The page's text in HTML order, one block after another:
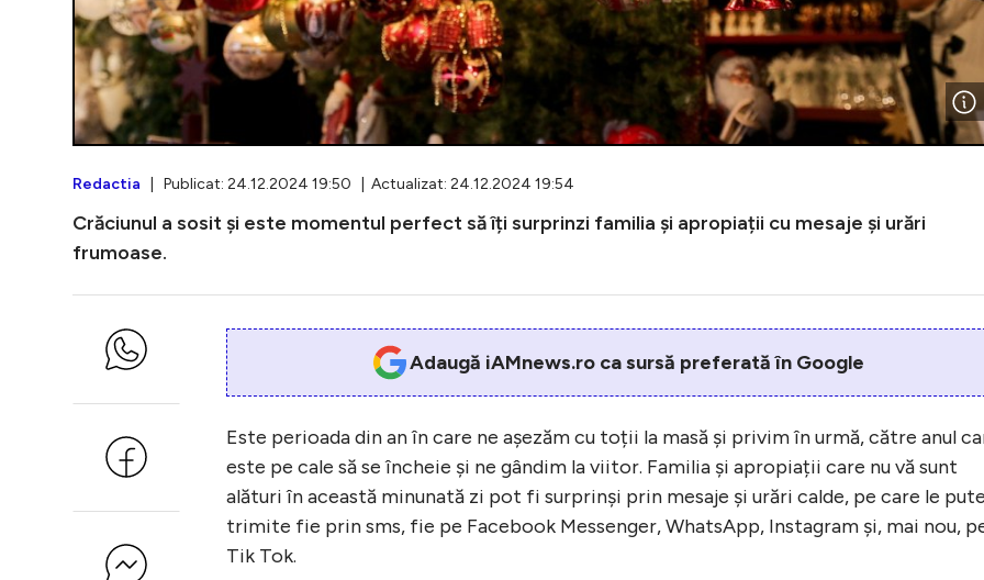
Redactia | Publicat: 24.12.2024 19:50 | Actualizat: 24.12.2024 19:54
Crăciunul a sosit și este momentul perfect să îți surprinzi familia și apropiații cu mesaje și urări
frumoase.
Adaugă iAMnews.ro ca sursă preferată în Google
Este perioada din an în care ne așezăm cu toții la masă și privim în urmă, către anul
este pe cale să se încheie și ne gândim la viitor. Familia și apropiații care nu vă sunt
alături în această minunată zi pot fi surprinși prin mesaje și urări calde, pe care le
trimite fie prin sms, fie pe Facebook Messenger, WhatsApp, Instagram și, mai nou,
Tik Tok.